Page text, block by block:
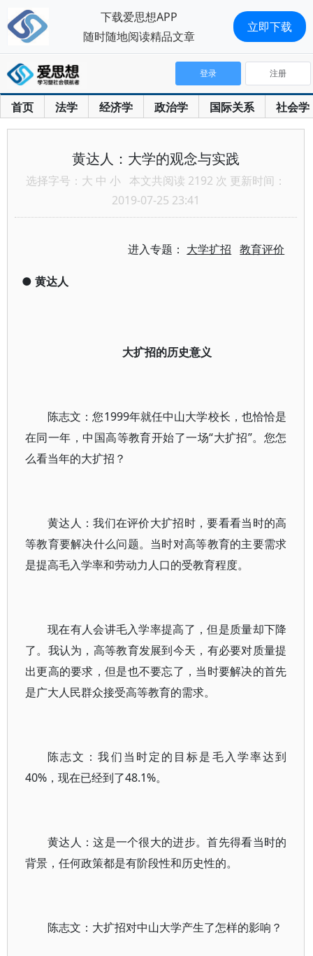
首页 法学 经济学 政治学 国际关系 社会学
登录 注册
黄达人：大学的观念与实践
选择字号： 大 中 小 本文共阅读 2192 次 更新时间：
2019-07-25 23:41
进入专题： 大学扩招 教育评价
● 黄达人
大扩招的历史意义
陈志文：您1999年就任中山大学校长，也恰恰是
在同一年，中国高等教育开始了一场“大扩招”。您怎
么看当年的大扩招？
黄达人：我们在评价大扩招时，要看看当时的高
等教育要解决什么问题。当时对高等教育的主要需求
是提高毛入学率和劳动力人口的受教育程度。
现在有人会讲毛入学率提高了，但是质量却下降
了。我认为，高等教育发展到今天，有必要对质量提
出更高的要求，但是也不要忘了，当时要解决的首先
是广大人民群众接受高等教育的需求。
陈志文：我们当时定的目标是毛入学率达到
40%，现在已经到了48.1%。
黄达人：这是一个很大的进步。首先得看当时的
背景，任何政策都是有阶段性和历史性的。
陈志文：大扩招对中山大学产生了怎样的影响？
下载爱思想APP
随时随地阅读精品文章
立即下载